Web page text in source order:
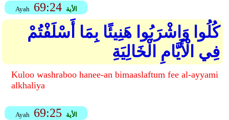
Ayah 69:24 الأية
كُلُوا وَاشْرَبُوا هَنِيئًا بِمَا أَسْلَفْتُمْ
فِي الْأَيَّامِ الْخَالِيَةِ
Kuloo washraboo hanee-an bimaaslaftum fee al-ayyami
alkhaliya
Ayah 69:25 الأية